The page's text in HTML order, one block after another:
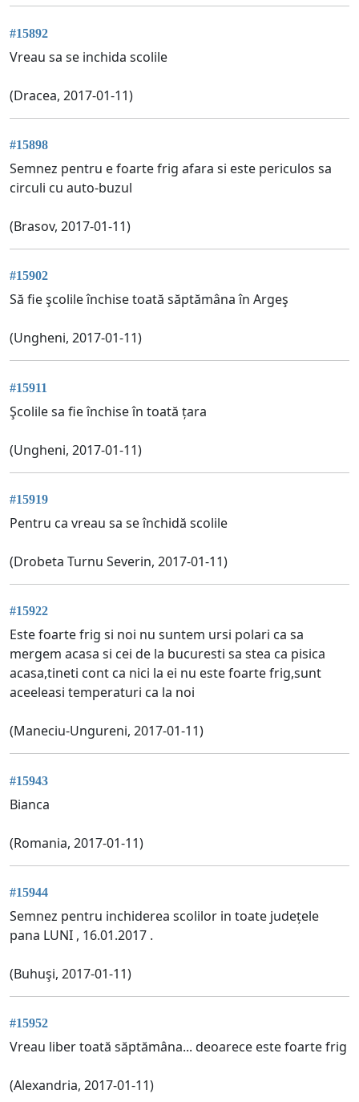
#15892
Vreau sa se inchida scolile
(Dracea, 2017-01-11)
#15898
Semnez pentru e foarte frig afara si este periculos sa
circuli cu auto-buzul
(Brasov, 2017-01-11)
#15902
Să fie şcolile închise toată săptămâna în Argeş
(Ungheni, 2017-01-11)
#15911
Şcolile sa fie închise în toată țara
(Ungheni, 2017-01-11)
#15919
Pentru ca vreau sa se închidă scolile
(Drobeta Turnu Severin, 2017-01-11)
#15922
Este foarte frig si noi nu suntem ursi polari ca sa
mergem acasa si cei de la bucuresti sa stea ca pisica
acasa,tineti cont ca nici la ei nu este foarte frig,sunt
aceeleasi temperaturi ca la noi
(Maneciu-Ungureni, 2017-01-11)
#15943
Bianca
(Romania, 2017-01-11)
#15944
Semnez pentru inchiderea scolilor in toate județele
pana LUNI , 16.01.2017 .
(Buhuşi, 2017-01-11)
#15952
Vreau liber toată săptămâna... deoarece este foarte frig
(Alexandria, 2017-01-11)